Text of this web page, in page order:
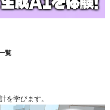
覧
を学びます。